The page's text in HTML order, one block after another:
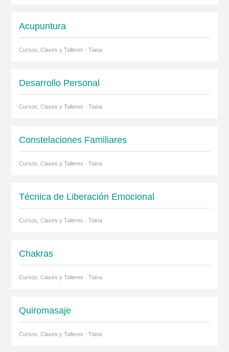
Acupuntura
Cursos, Clases y Talleres · Tiana
Desarrollo Personal
Cursos, Clases y Talleres · Tiana
Constelaciones Familiares
Cursos, Clases y Talleres · Tiana
Técnica de Liberación Emocional
Cursos, Clases y Talleres · Tiana
Chakras
Cursos, Clases y Talleres · Tiana
Quiromasaje
Cursos, Clases y Talleres · Tiana